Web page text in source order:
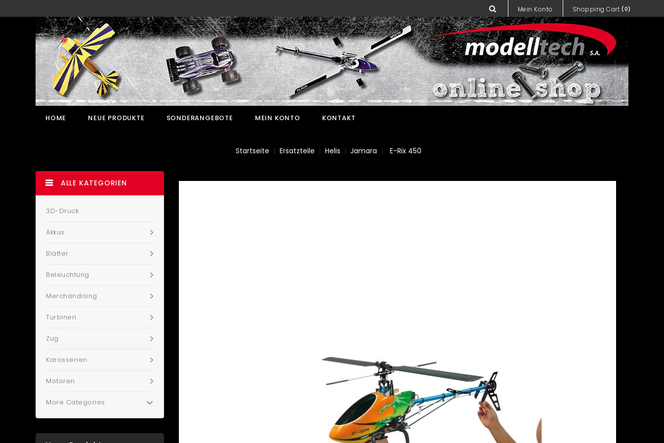
Shopping Cart (0)
Mein Konto
HOME NEUE PRODUKTE SONDERANGEBOTE MEIN KONTO KONTAKT
Startseite Ersatzteile Helis Jamara E-Rix 450
ALLE KATEGORIEN
3D-Druck
Akkus
Blätter
Beleuchtung
Merchandising
Turbinen
Zug
Karosserien
Motoren
More Categories